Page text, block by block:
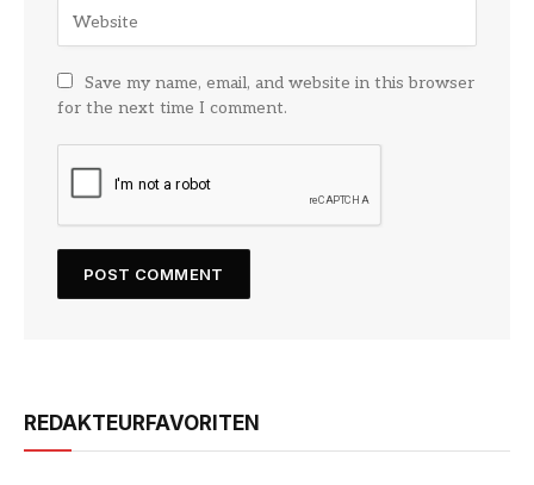
Save my name, email, and website in this browser
for the next time I comment.
REDAKTEURFAVORITEN